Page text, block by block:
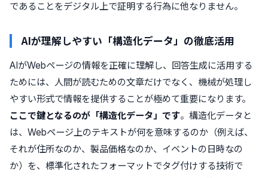
であることをデジタル上で証明する行為に他なりません。
AIが理解しやすい「構造化データ」の徹底活用
AIがWebページの情報を正確に理解し、回答生成に活用する
ためには、人間が読むための文章だけでなく、機械が処理し
やすい形式で情報を提供することが極めて重要になります。
ここで鍵となるのが「構造化データ」です。構造化データと
は、Webページ上のテキストが何を意味するのか（例えば、
それが住所なのか、製品価格なのか、イベントの日時なの
か）を、標準化されたフォーマットでタグ付けする技術で